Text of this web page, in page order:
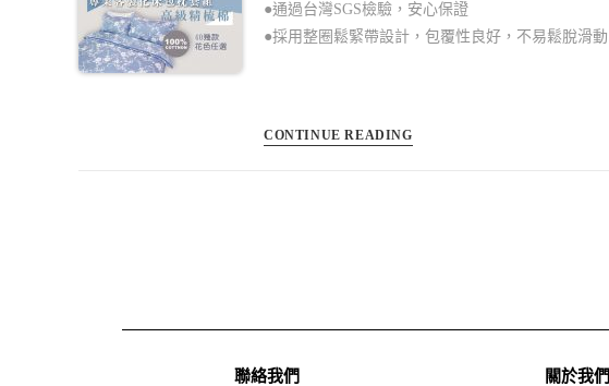
●通過台灣SGS檢驗，安心保證
●採用整圈鬆緊帶設計，包覆性良好，不易鬆脫滑動
CONTINUE READING
聯絡我們 關於我們